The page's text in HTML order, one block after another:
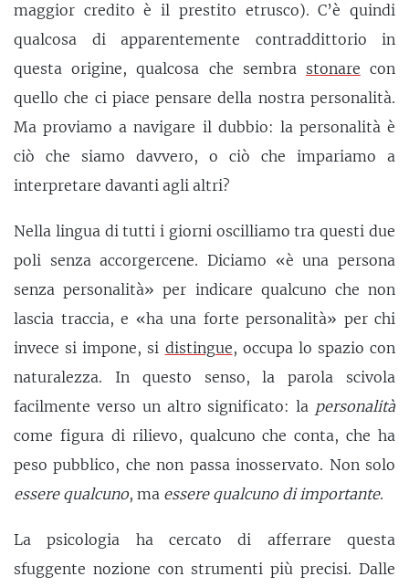
maggior credito è il prestito etrusco). C’è quindi
qualcosa di apparentemente contraddittorio in
questa origine, qualcosa che sembra stonare con
quello che ci piace pensare della nostra personalità.
Ma proviamo a navigare il dubbio: la personalità è
ciò che siamo davvero, o ciò che impariamo a
interpretare davanti agli altri?
Nella lingua di tutti i giorni oscilliamo tra questi due
poli senza accorgercene. Diciamo «è una persona
senza personalità» per indicare qualcuno che non
lascia traccia, e «ha una forte personalità» per chi
invece si impone, si distingue, occupa lo spazio con
naturalezza. In questo senso, la parola scivola
facilmente verso un altro significato: la personalità
come figura di rilievo, qualcuno che conta, che ha
peso pubblico, che non passa inosservato. Non solo
essere qualcuno, ma essere qualcuno di importante.
La psicologia ha cercato di afferrare questa
sfuggente nozione con strumenti più precisi. Dalle